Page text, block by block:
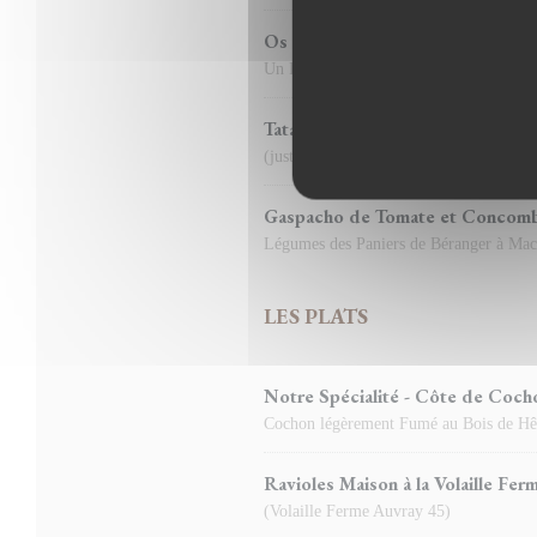
Os à Moelle Farci aux Escargots
Un Régal ! ( Ferme Janic) Gratiné au
Tataki de Thon Mariné au
(juste snackée, cru à l'intérieur)
Gaspacho de Tomate et
Légumes des Paniers de Béranger à
LES PLATS
Notre Spécialité - Côte de
Cochon légèrement Fumé au Bois de
Ravioles Maison à la Volaille
(Volaille Ferme Auvray 45)